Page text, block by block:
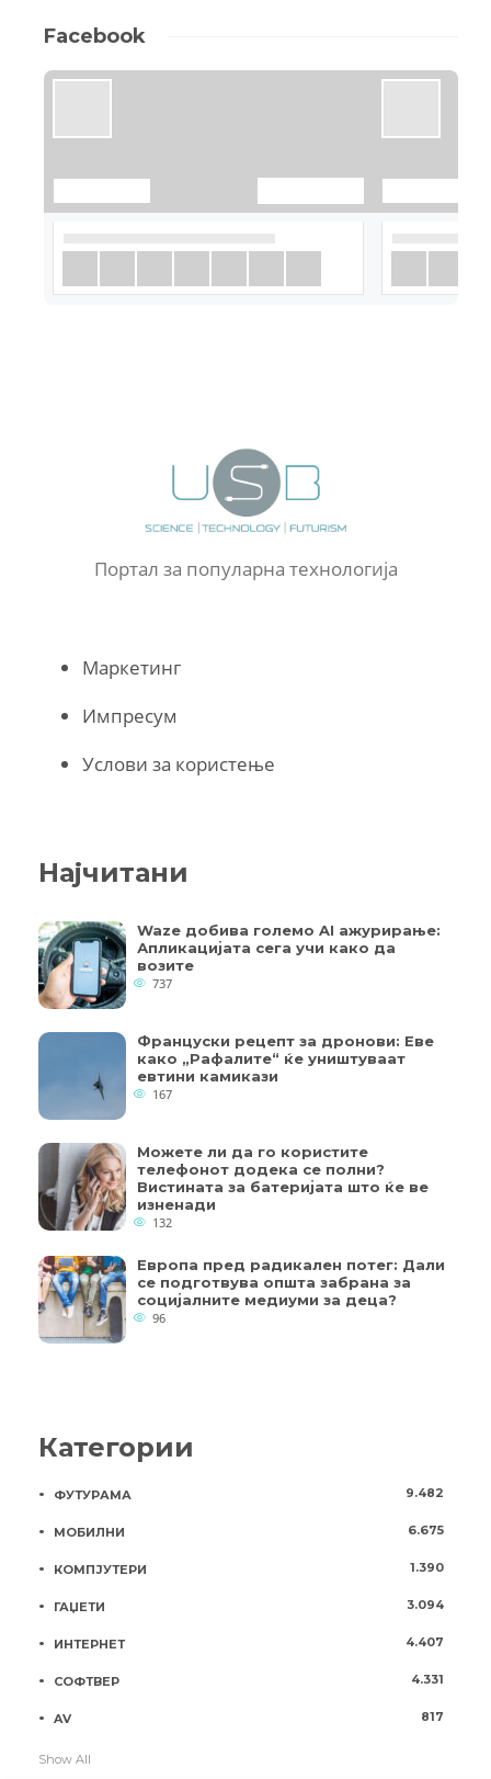
Facebook
Портал за популарна технологија
Маркетинг
Импресум
Услови за користење
Најчитани
Waze добива големо AI ажурирање:
Апликацијата сега учи како да
возите
737
Француски рецепт за дронови: Еве
како „Рафалите“ ќе уништуваат
евтини камикази
167
Можете ли да го користите
телефонот додека се полни?
Вистината за батеријата што ќе ве
изненади
132
Европа пред радикален потег: Дали
се подготвува општа забрана за
социјалните медиуми за деца?
96
Категории
ФУТУРАМА 9.482
МОБИЛНИ 6.675
КОМПЈУТЕРИ 1.390
ГАЏЕТИ 3.094
ИНТЕРНЕТ 4.407
СОФТВЕР 4.331
AV 817
Show All